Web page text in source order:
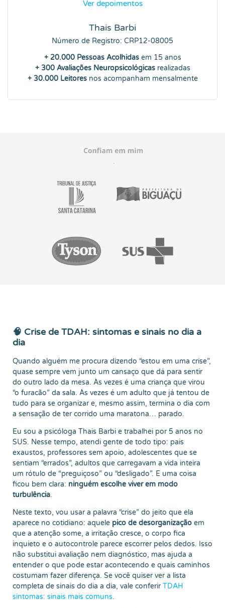
Ver depoimentos
Thais Barbi
Número de Registro: CRP12-08005
+ 20.000 Pessoas Acolhidas em 15 anos
+ 300 Avaliações Neuropsicológicasrealizadas
+ 30.000 Leitoresnos acompanham mensalmente
🧠 Crise de TDAH: sintomas e sinais no dia a
dia
Quando alguém me procura dizendo “estou em uma crise”,
quase sempre vem junto um cansaço que dá para sentir
do outro lado da mesa. Às vezes é uma criança que virou
“o furacão” da sala. Às vezes é um adulto que já tentou de
tudo para se organizar e, mesmo assim, termina o dia com
a sensação de ter corrido uma maratona… parado.
Eu sou a psicóloga Thais Barbi e trabalhei por 5 anos no
SUS. Nesse tempo, atendi gente de todo tipo: pais
exaustos, professores sem apoio, adolescentes que se
sentiam “errados”, adultos que carregavam a vida inteira
um rótulo de “preguiçoso” ou “desligado”. E uma coisa
ficou bem clara: ninguém escolhe viver em modo
turbulência.
Neste texto, vou usar a palavra “crise” do jeito que ela
aparece no cotidiano: aquele pico de desorganização em
que a atenção some, a irritação cresce, o corpo fica
inquieto e o autocontrole parece escorrer pelos dedos. Isso
não substitui avaliação nem diagnóstico, mas ajuda a
entender o que pode estar acontecendo e quais caminhos
costumam fazer diferença. Se você quiser ver a lista
completa de sinais do dia a dia, vale conferirTDAH
sintomas: sinais mais comuns.